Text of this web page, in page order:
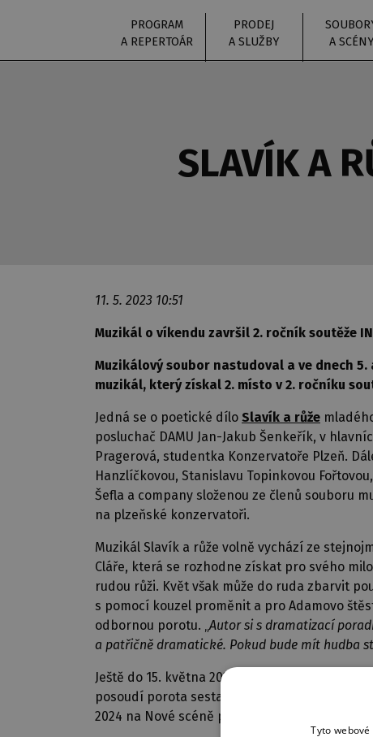
PROGRAM
A REPERTOÁR
PRODEJ
A SLUŽBY
A SCÉNY
SLAVÍK A
11. 5. 2023 10:51
Muzikál o víkendu završil 2. ročník soutěže
Muzikálový soubor nastudoval a ve dnech
muzikál, který získal 2. místo v 2. ročníku
Jedná se o poetické dílo Slavík a růže
posluchač DAMU Jan-Jakub Šenkeřík, v
Pragerová, studentka Konzervatoře Plzeň.
Hanzlíčkovou, Stanislavu Topinkovou
Šefla a company složenou ze členů souboru
na plzeňské konzervatoři.
Muzikál Slavík a růže volně vychází ze
Cláře, která se rozhodne získat pro svého
rudou růži. Květ však může do ruda zbarvit
s pomocí kouzel proměnit a pro Adamovo
odbornou porotu. „Autor si s dramatizací
a patřičně dramatické. Pokud bude mít hudba
Ještě do 15. května 2023 mohou zájemci
posoudí porota sestavená z renomovaných
2024 na Nové scéně pod režijní supervizí
Tyto